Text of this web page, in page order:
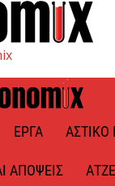
ΈΡΓΑ ΑΣΤΙΚΌ
ΑΠΌΨΕΙΣ